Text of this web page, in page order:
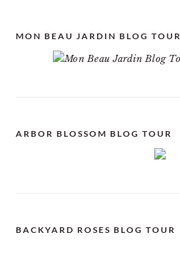
MON BEAU JARDIN BLOG TOUR
ARBOR BLOSSOM BLOG TOUR
BACKYARD ROSES BLOG TOUR